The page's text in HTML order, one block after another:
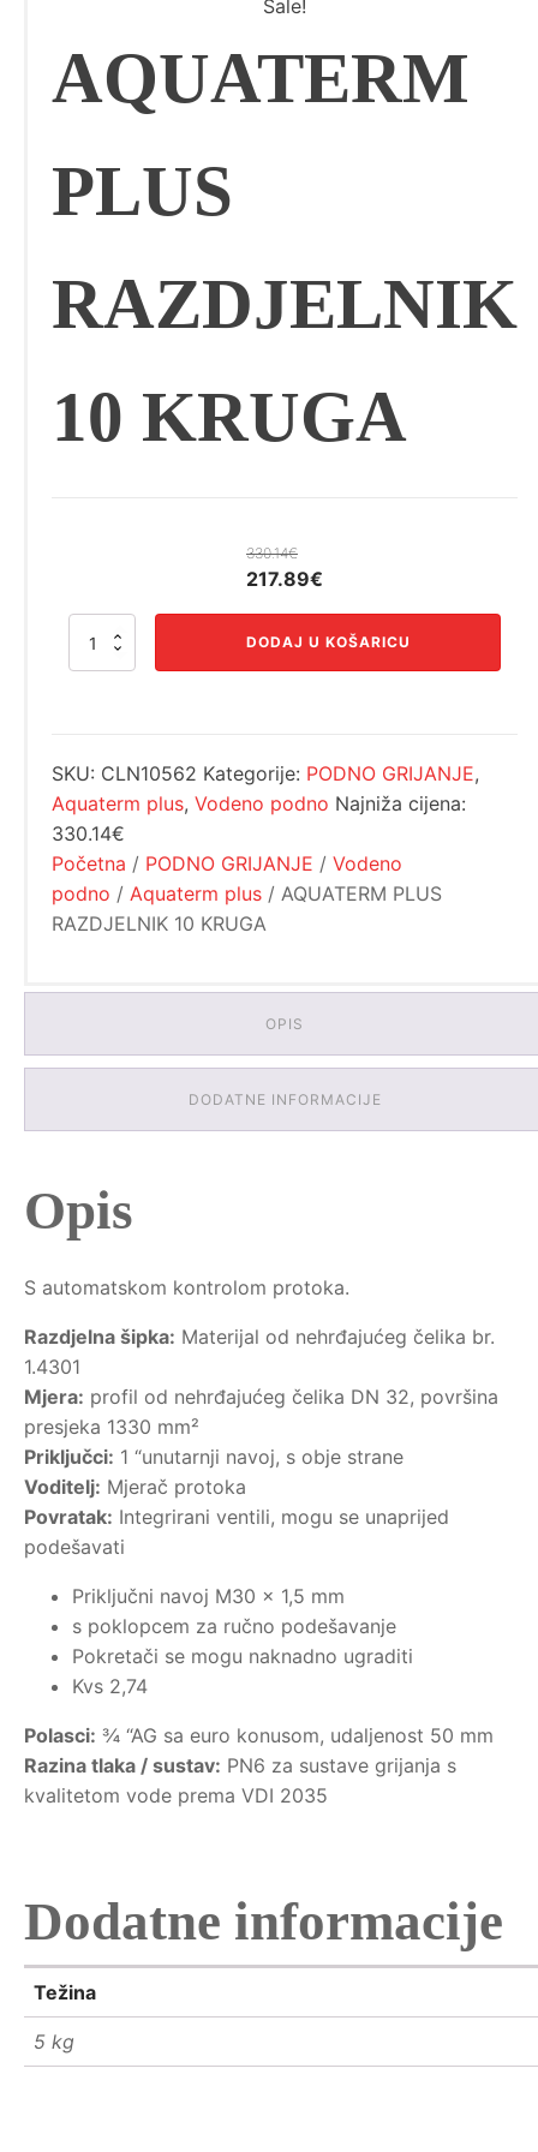
Sale!
AQUATERM
PLUS
RAZDJELNIK
10 KRUGA
330.14€
Izvorna
cijena
bila
je:
217.89€
cijena
je:
217.89€.
AQUATERM
DODAJ U KOŠARICU
SKU: CLN10562 Kategorije: PODNO GRIJANJE,
Aquaterm plus, Vodeno podno Najniža cijena:
330.14€
Početna / PODNO GRIJANJE / Vodeno
podno / Aquaterm plus / AQUATERM PLUS
RAZDJELNIK 10 KRUGA
OPIS
DODATNE INFORMACIJE
Opis
S automatskom kontrolom protoka.
Razdjelna šipka: Materijal od nehrđajućeg čelika br.
1.4301
Mjera: profil od nehrđajućeg čelika DN 32, površina
presjeka 1330 mm²
Priključci: 1 “unutarnji navoj, s obje strane
Voditelj: Mjerač protoka
Povratak: Integrirani ventili, mogu se unaprijed
podešavati
Priključni navoj M30 x 1,5 mm
s poklopcem za ručno podešavanje
Pokretači se mogu naknadno ugraditi
Kvs 2,74
Polasci: ¾ “AG sa euro konusom, udaljenost 50 mm
Razina tlaka / sustav: PN6 za sustave grijanja s
kvalitetom vode prema VDI 2035
Dodatne informacije
Težina
5 kg